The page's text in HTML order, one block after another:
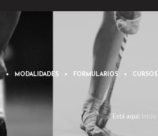
MODALIDADES FORMULARIOS CURSOS
Está aquí: Inicio